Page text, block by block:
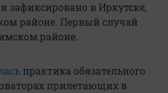
зафиксировано в Иркутске,
районе. Первый случай
районе.
практика обязательного
прилетающих в